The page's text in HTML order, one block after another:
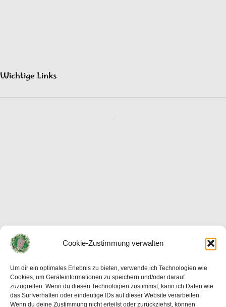
Cookie-Zustimmung verwalten
Um dir ein optimales Erlebnis zu bieten, verwende ich Technologien wie
Cookies, um Geräteinformationen zu speichern und/oder darauf
zuzugreifen. Wenn du diesen Technologien zustimmst, kann ich Daten wie
das Surfverhalten oder eindeutige IDs auf dieser Website verarbeiten.
Wenn du deine Zustimmung nicht erteilst oder zurückziehst, können
Wichtige Links
.